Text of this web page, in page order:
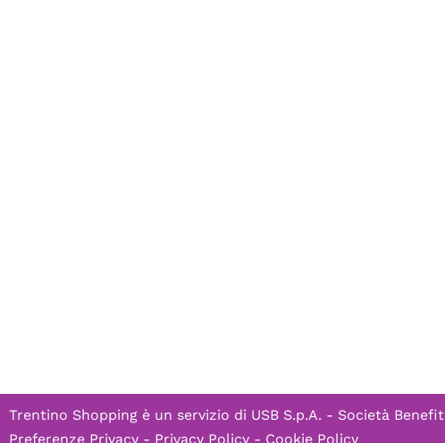
Trentino Shopping è un servizio di USB S.p.A. - Società Benefit
Preferenze Privacy - Privacy Policy - Cookie Policy